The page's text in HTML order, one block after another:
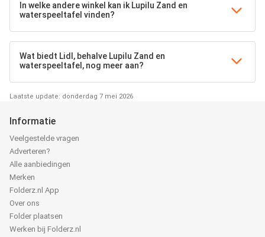
In welke andere winkel kan ik Lupilu Zand en
waterspeeltafel vinden?
Wat biedt Lidl, behalve Lupilu Zand en
waterspeeltafel, nog meer aan?
Laatste update: donderdag 7 mei 2026
Informatie
Veelgestelde vragen
Adverteren?
Alle aanbiedingen
Merken
Folderz.nl App
Over ons
Folder plaatsen
Werken bij Folderz.nl